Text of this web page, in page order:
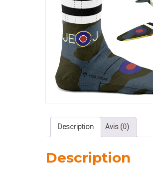
Description Avis (0)
Description